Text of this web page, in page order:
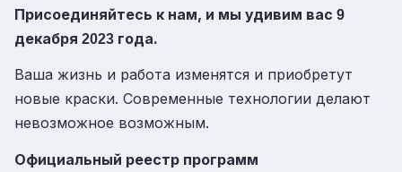
Присоединяйтесь к нам, и мы удивим вас 9
декабря 2023 года.
Ваша жизнь и работа изменятся и приобретут
новые краски. Современные технологии делают
невозможное возможным.
Официальный реестр программ